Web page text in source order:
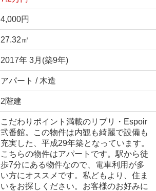
4,000円
27.32㎡
2017年 3月(築9年)
アパート / 木造
2階建
こだわりポイント満載のリブリ・Espoir
弐番館。この物件は内観も綺麗で設備も
充実した、平成29年築となっています。
こちらの物件はアパートです。駅から徒
歩7分にある物件なので、電車利用が多
い方にオススメです。私どもより、住ま
いをお探しください。お客様のお好みに